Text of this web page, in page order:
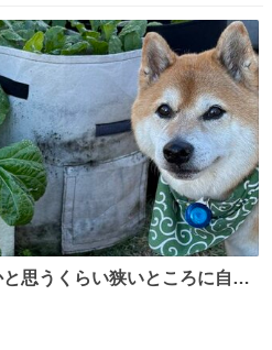
思うくらい狭いところに自ら
？ 今朝ガーデニングしてる飼
高に可愛かった♥️